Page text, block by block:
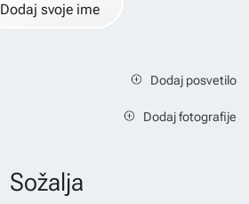
Dodaj svoje ime
Dodaj posvetilo
Dodaj fotografije
Sožalja